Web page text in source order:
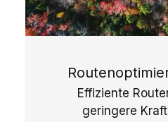
Effiziente
geringere